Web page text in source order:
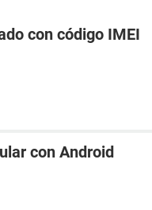
con código IMEI
con Android